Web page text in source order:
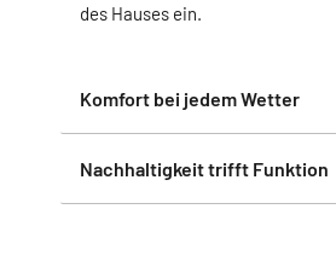
des Hauses ein.
Komfort bei jedem Wetter
Nachhaltigkeit trifft Funktion